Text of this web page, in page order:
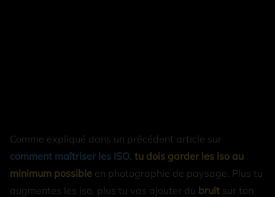
Comme expliqué dans un précédent article sur
comment maîtriser les ISO tu dois garder les iso au
minimum possible en photographie de paysage. Plus tu
augmentes les iso, plus tu vas ajouter du bruit sur ton